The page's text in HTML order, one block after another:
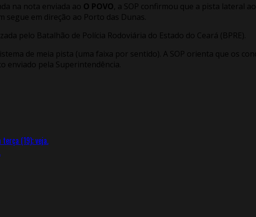
na nota enviada ao O POVO , a SOP confirmou que a pista lateral
segue em direção ao Porto das Dunas.
pelo Batalhão de Polícia Rodoviária do Estado do Ceará (BPRE).
de meia pista (uma faixa por sentido). A SOP orienta que os
enviado pela Superintendência.
(19); veja.